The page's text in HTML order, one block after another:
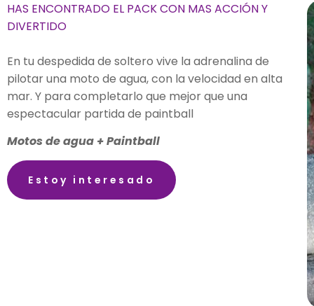
HAS ENCONTRADO EL PACK CON MAS ACCIÓN Y
DIVERTIDO
En tu despedida de soltero vive la adrenalina de
pilotar una moto de agua, con la velocidad en alta
mar. Y para completarlo que mejor que una
espectacular partida de paintball
Motos de agua + Paintball
Estoy interesado